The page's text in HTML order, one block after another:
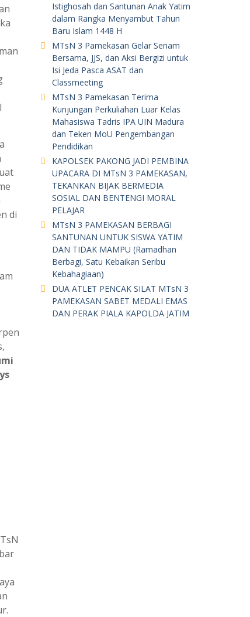
di
Istighosah dan Santunan Anak Yatim
dalam Rangka Menyambut Tahun
Baru Islam 1448 H
MTsN 3 Pamekasan Gelar Senam
Bersama, JJS, dan Aksi Bergizi untuk
Isi Jeda Pasca ASAT dan
Classmeeting
MTsN 3 Pamekasan Terima
Kunjungan Perkuliahan Luar Kelas
Mahasiswa Tadris IPA UIN Madura
dan Teken MoU Pengembangan
Pendidikan
KAPOLSEK PAKONG JADI PEMBINA
UPACARA DI MTsN 3 PAMEKASAN,
TEKANKAN BIJAK BERMEDIA
SOSIAL DAN BENTENGI MORAL
PELAJAR
MTsN 3 PAMEKASAN BERBAGI
SANTUNAN UNTUK SISWA YATIM
DAN TIDAK MAMPU (Ramadhan
Berbagi, Satu Kebaikan Seribu
Kebahagiaan)
DUA ATLET PENCAK SILAT MTsN 3
PAMEKASAN SABET MEDALI EMAS
DAN PERAK PIALA KAPOLDA JATIM